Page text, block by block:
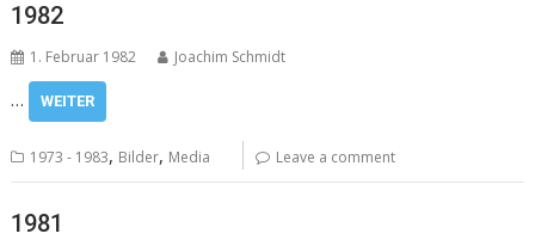
1982
1. Februar 1982 Joachim Schmidt
… WEITER
1973 - 1983, Bilder, Media Leave a comment
1981